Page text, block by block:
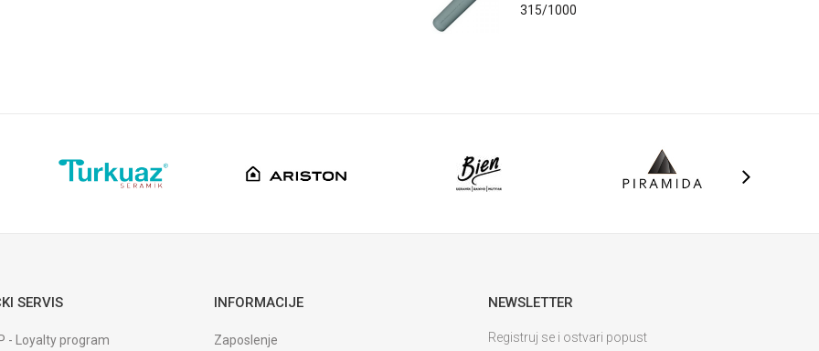
315/1000
SERVIS
- Loyalty program
INFORMACIJE
Zaposlenje
NEWSLETTER
Registruj se i ostvari popust